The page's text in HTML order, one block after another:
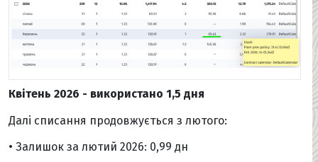
Квітень 2026 - використано 1,5 дня
Далі списання продовжується з лютого:
• Залишок за лютий 2026: 0,99 дн